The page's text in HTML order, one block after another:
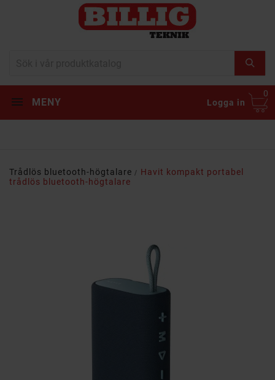
MENY Logga in
0
Trådlös bluetooth-högtalare
Havit kompakt portabel
trådlös bluetooth-högtalare